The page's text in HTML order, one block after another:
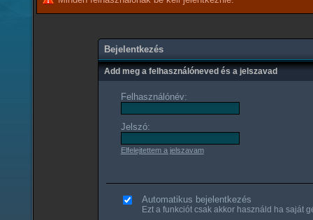
Bejelentkezés
Add meg a felhasználóneved és a jelszavad
Felhasználónév:
Jelszó:
Elfelejtettem a jelszavam
Automatikus bejelentkezés
Ezt a funkciót csak akkor használd ha saját